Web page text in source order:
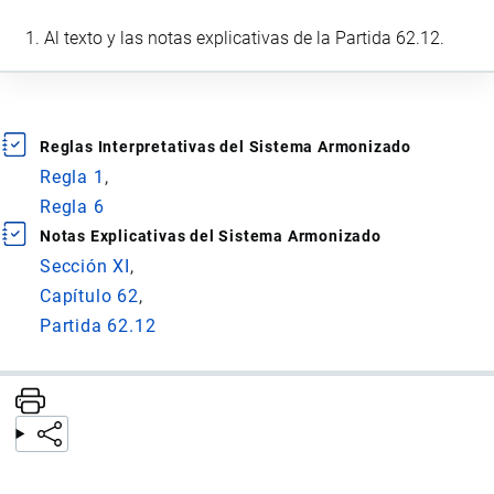
Al texto y las notas explicativas de la Partida 62.12.
Reglas Interpretativas del Sistema Armonizado
Regla 1
Regla 6
Notas Explicativas del Sistema Armonizado
Sección XI
Capítulo 62
Partida 62.12